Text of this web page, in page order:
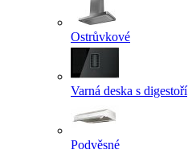
Ostrůvkové
Varná deska s digestoří
Podvěsné